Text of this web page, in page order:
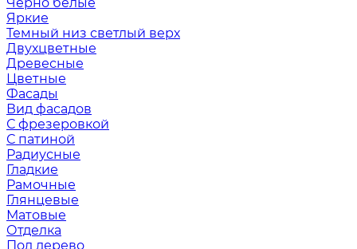
Яркие
Темный низ светлый верх
Двухцветные
Древесные
Цветные
Фасады
Вид фасадов
С фрезеровкой
С патиной
Радиусные
Гладкие
Рамочные
Глянцевые
Матовые
Отделка
Под дерево